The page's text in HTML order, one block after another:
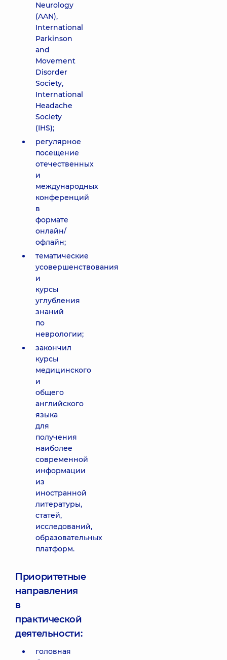
Neurology
(AAN),
International
Parkinson
and
Movement
Disorder
Society,
International
Headache
Society
(IHS);
регулярное
посещение
отечественных
и
международных
конференций
в
формате
онлайн/
офлайн;
тематические
усовершенствования
и
курсы
углубления
знаний
по
неврологии;
закончил
курсы
медицинского
и
общего
английского
языка
для
получения
наиболее
современной
информации
из
иностранной
литературы,
статей,
исследований,
образовательных
платформ.
Приоритетные
направления
в
практической
деятельности:
головная